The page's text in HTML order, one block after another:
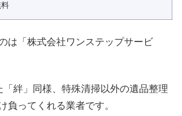
は「株式会社ワンステップサービ
「絆」同様、特殊清掃以外の遺品整理
負ってくれる業者です。